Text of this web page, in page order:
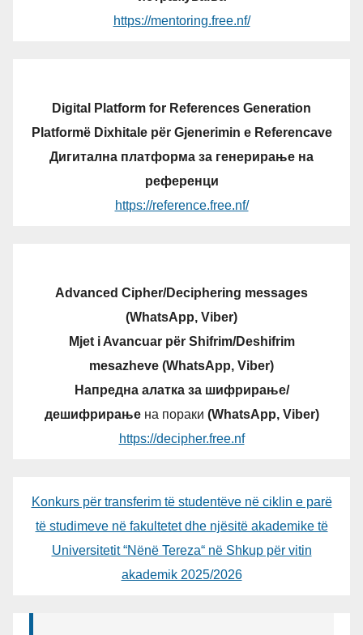
https://mentoring.free.nf/
Digital Platform for References Generation
Platformë Dixhitale për Gjenerimin e Referencave
Дигитална платформа за генерирање на
референци
https://reference.free.nf/
Advanced Cipher/Deciphering messages
(WhatsApp, Viber)
Mjet i Avancuar për Shifrim/Deshifrim
mesazheve (WhatsApp, Viber)
Напредна алатка за шифрирање/
дешифрирањена пораки (WhatsApp, Viber)
https://decipher.free.nf
Konkurs për transferim të studentëve në ciklin e parë
të studimeve në fakultetet dhe njësitë akademike të
Universitetit “Nënë Tereza“ në Shkup për vitin
akademik 2025/2026